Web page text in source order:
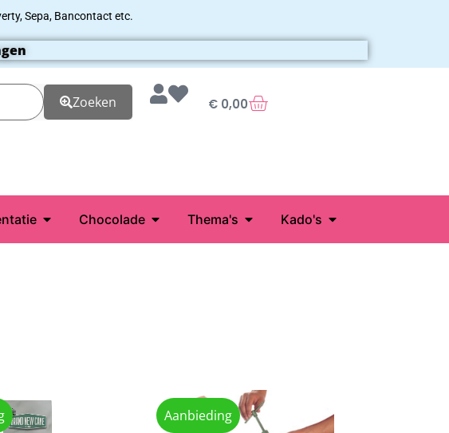
Sepa, Bancontact etc.
Zoeken € 0,00
Chocolade Thema's Kado's
Aanbieding